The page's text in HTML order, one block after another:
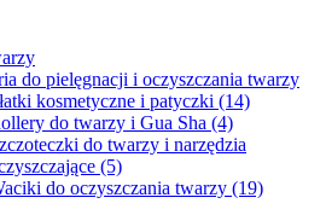
do pielęgnacji i oczyszczania twarzy
kosmetyczne i patyczki (14)
do twarzy i Gua Sha (4)
do twarzy i narzędzia
(5)
do oczyszczania twarzy (19)